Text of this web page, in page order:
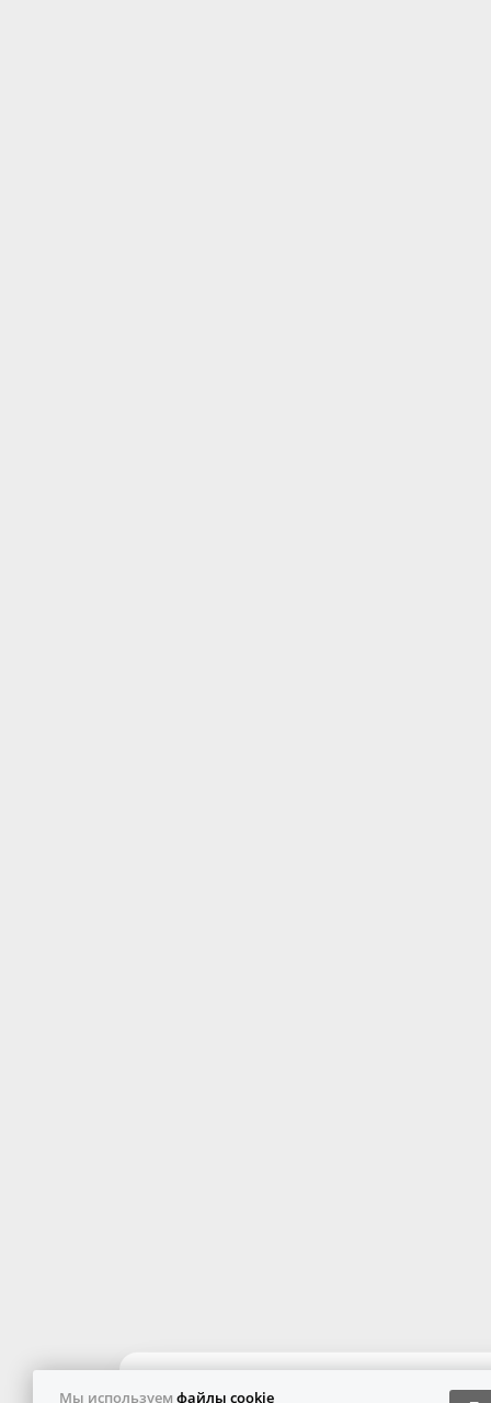
Мы используем файлы cookie